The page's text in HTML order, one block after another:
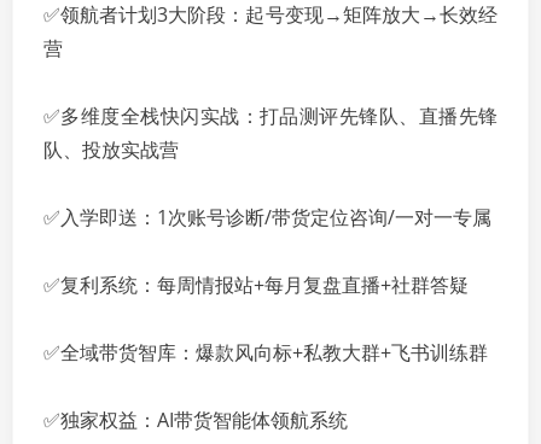
✅领航者计划3大阶段：起号变现→矩阵放大→长效经
营
✅多维度全栈快闪实战：打品测评先锋队、直播先锋
队、投放实战营
✅入学即送：1次账号诊断/带货定位咨询/一对一专属
✅复利系统：每周情报站+每月复盘直播+社群答疑
✅全域带货智库：爆款风向标+私教大群+飞书训练群
✅独家权益：AI带货智能体领航系统